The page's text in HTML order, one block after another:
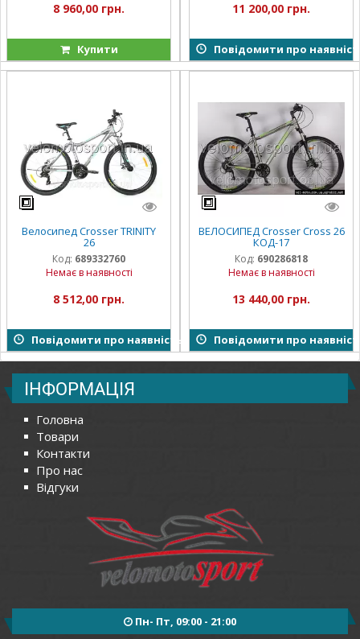
8 960,00 грн.
Купити
11 200,00 грн.
Повідомити про
Велосипед Crosser TRINITY
26
Код: 689332760
Немає в наявності
8 512,00 грн.
Повідомити про наявність
ВЕЛОСИПЕД Crosser Cross 26
КОД-17
Код: 690286818
Немає в наявності
13 440,00 грн.
Повідомити про
ІНФОРМАЦІЯ
Головна
Товари
Контакти
Про нас
Відгуки
Пн- Пт, 09:00 - 21:00